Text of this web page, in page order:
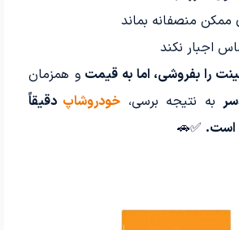
منصفانه بماند
اجبار نکند
را بفروشی، اما به قیمتو همزمان
به نتیجه برسی، خودروشاپدقیقاً
است. ✅🚗